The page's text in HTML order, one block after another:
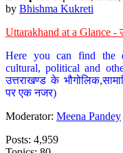
by Bhishma Kukreti
Uttarakhand at a Glance -
Here you can find the
cultural, political and
उत्तराखण्ड के
पर एक नजर)
Moderator: Meena Pandey
Posts: 4,959